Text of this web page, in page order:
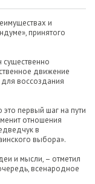
и
принятого
существенно
движение
воссоздания
это первый шаг на пути
отношения
в
выбора».
и мысли, – отметил
всенародное